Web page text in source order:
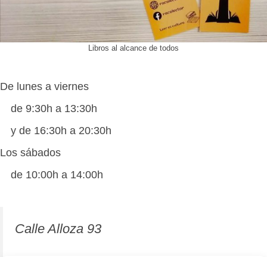
Libros al alcance de todos
De lunes a viernes
de 9:30h a 13:30h
y de 16:30h a 20:30h
Los sábados
de 10:00h a 14:00h
Calle Alloza 93